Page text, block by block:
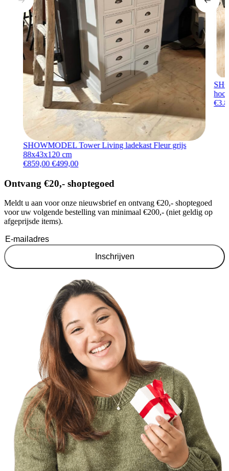
SHOWMODEL Tower Living ladekast Fleur grijs
88x43x120 cm
€859,00 Oorspronkelijke prijs was: €859,00.
€499,00Huidige prijs is: €499,00.
€
Ontvang €20,- shoptegoed
Meldt u aan voor onze nieuwsbrief en ontvang €20,- shoptegoed
voor uw volgende bestelling van minimaal €200,- (niet geldig op
afgeprijsde items).
Inschrijven